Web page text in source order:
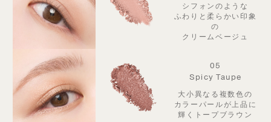
シフォンのような
ふわりと柔らかい印象
の
クリームベージュ
05
Spicy Taupe
大小異なる複数色の
カラーパールが上品に
輝くトープブラウン